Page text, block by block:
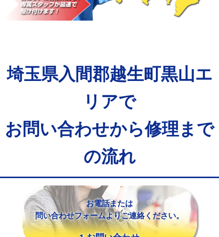
マス交換（土の掘削・埋め戻し作業）
コンクリート斫り（厚さ10㎝まで） 27,500円
コンクリート斫り（厚さ10㎝超え）
モルタル補修（厚さ10㎝超え） 38,500円
※給水管工事は20mmまでの価格です。
埼玉県入間郡越生町黒山エ
リアで
お問い合わせから修理まで
の流れ
お電話または
問い合わせフォームよりご連絡ください。